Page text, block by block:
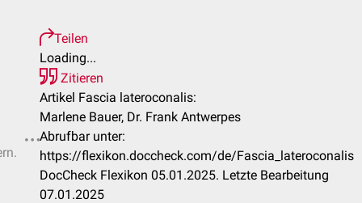
Teilen
Loading...
Zitieren
Artikel Fascia lateroconalis:
Marlene Bauer, Dr. Frank Antwerpes
Abrufbar unter:
https://flexikon.doccheck.com/de/Fascia_lateroconalis
DocCheck Flexikon 05.01.2025. Letzte Bearbeitung
07.01.2025